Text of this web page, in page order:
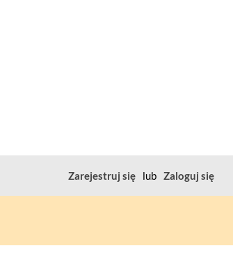
Zarejestruj się lub Zaloguj się